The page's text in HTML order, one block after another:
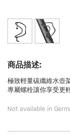
商品描述:
極致輕量碳纖維水壺
專屬螺栓讓你享受更
Not available in